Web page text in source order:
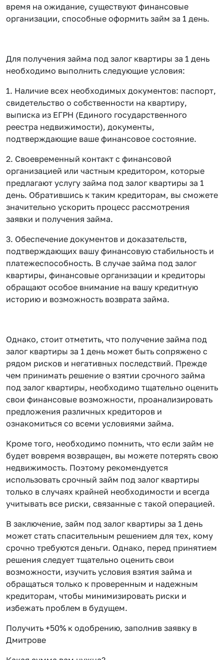
время на ожидание, существуют финансовые
организации, способные оформить займ за 1 день.
Для получения займа под залог квартиры за 1 день
необходимо выполнить следующие условия:
1. Наличие всех необходимых документов: паспорт,
свидетельство о собственности на квартиру,
выписка из ЕГРН (Единого государственного
реестра недвижимости), документы,
подтверждающие ваше финансовое состояние.
2. Своевременный контакт с финансовой
организацией или частным кредитором, которые
предлагают услугу займа под залог квартиры за 1
день. Обратившись к таким кредиторам, вы сможете
значительно ускорить процесс рассмотрения
заявки и получения займа.
3. Обеспечение документов и доказательств,
подтверждающих вашу финансовую стабильность и
платежеспособность. В случае займа под залог
квартиры, финансовые организации и кредиторы
обращают особое внимание на вашу кредитную
историю и возможность возврата займа.
Однако, стоит отметить, что получение займа под
залог квартиры за 1 день может быть сопряжено с
рядом рисков и негативных последствий. Прежде
чем принимать решение о взятии срочного займа
под залог квартиры, необходимо тщательно оценить
свои финансовые возможности, проанализировать
предложения различных кредиторов и
ознакомиться со всеми условиями займа.
Кроме того, необходимо помнить, что если займ не
будет вовремя возвращен, вы можете потерять свою
недвижимость. Поэтому рекомендуется
использовать срочный займ под залог квартиры
только в случаях крайней необходимости и всегда
учитывать все риски, связанные с такой операцией.
В заключение, займ под залог квартиры за 1 день
может стать спасительным решением для тех, кому
срочно требуются деньги. Однако, перед принятием
решения следует тщательно оценить свои
возможности, изучить условия взятия займа и
обращаться только к проверенным и надежным
кредиторам, чтобы минимизировать риски и
избежать проблем в будущем.
Получить +50% к одобрению, заполнив заявку в
Дмитрове